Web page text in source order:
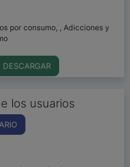
por consumo, , Adicciones y
los usuarios